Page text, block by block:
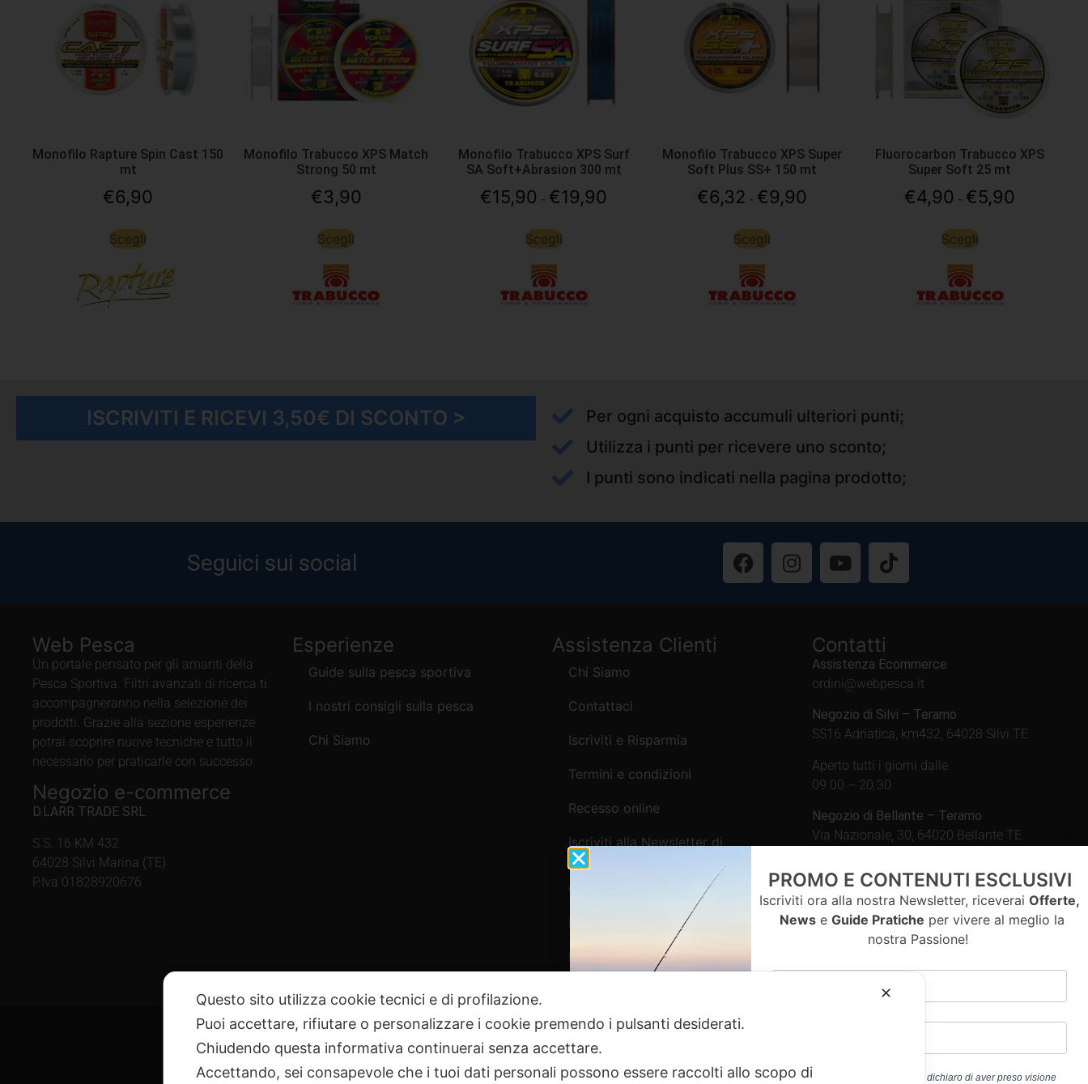
Monofilo Rapture Spin Cast 150
mt
€6,90
Scegli
Monofilo Trabucco XPS Match
Strong 50 mt
€3,90
Scegli
Monofilo Trabucco XPS Surf
SA Soft+Abrasion 300 mt
€15,90 - €19,90
Scegli
Monofilo Trabucco XPS Super
Soft Plus SS+ 150 mt
€6,32 - €9,90
Scegli
Fluorocarbon Trabucco XPS
Super Soft 25 mt
€4,90 - €5,90
Scegli
ISCRIVITI E RICEVI 3,50€ DI SCONTO >
Per ogni acquisto accumuli ulteriori punti;
Utilizza i punti per ricevere uno sconto;
I punti sono indicati nella pagina prodotto;
Seguici sui social
Web Pesca
Un portale pensato per gli amanti della
Pesca Sportiva. Filtri avanzati di ricerca ti
accompagneranno nella selezione dei
prodotti. Grazie alla sezione esperienze
potrai scoprire nuove tecniche e tutto il
necessario per praticarle con successo.
Negozio e-commerce
D.LARR TRADE SRL
S.S. 16 KM 432
64028 Silvi Marina (TE)
P.Iva 01828920676
Esperienze
Guide sulla pesca sportiva
I nostri consigli sulla pesca
Chi Siamo
Assistenza Clienti
Chi Siamo
Contattaci
Iscriviti e Risparmia
Termini e condizioni
Recesso online
Iscriviti alla Newsletter di
Webpesca
Cookie Policy e Consensi
Informativa e-commerce
Informativa newsletter e contatti
Contatti
Assistenza Ecommerce
ordini@webpesca.it
Negozio di Silvi – Teramo
SS16 Adriatica, km432, 64028 Silvi TE
Aperto tutti i giorni dalle
09.00 – 20.30
Negozio di Bellante – Teramo
Via Nazionale, 30, 64020 Bellante TE
09.00 – 13.00 / 15.30 – 19.30
Pagamenti Sicuri
✕
Questo sito utilizza cookie tecnici e di profilazione.
Puoi accettare, rifiutare o personalizzare i cookie premendo i pulsanti desiderati.
Chiudendo questa informativa continuerai senza accettare.
Accettando, sei consapevole che i tuoi dati personali possono essere raccolti allo scopo di
PROMO E CONTENUTI ESCLUSIVI
Iscriviti ora alla nostra Newsletter, riceverai Offerte,
Newse Guide Pratiche per vivere al meglio la
nostra Passione!
Cliccando sul pulsante “ISCRIVITI” dichiaro di aver preso visione